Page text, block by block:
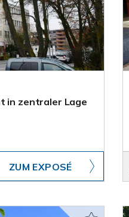
in zentraler Lage
ZUM EXPOSÉ